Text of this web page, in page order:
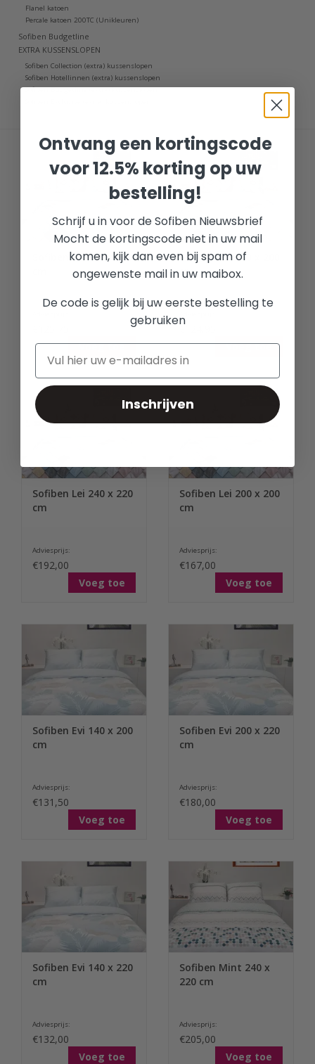
Flanel katoen
Percale katoen 200TC (Unikleuren)
Sofiben Budgetline
EXTRA KUSSENSLOPEN
Sofiben Collection (extra) kussenslopen
Sofiben Hotellinnen (extra) kussenslopen
Sofiben Budgetline (extra) kussenslopen
Sofiben Lei 140 x 220
Voeg toe
Sofiben Lei 140 x 200
cm
€124,95
Voeg toe
Sofiben Lei 240 x 220
cm
Adviesprijs:
€192,00
Voeg toe
Sofiben Lei 200 x 200
cm
Adviesprijs:
€167,00
Voeg toe
Sofiben Evi 140 x 200
cm
Adviesprijs:
€131,50
Voeg toe
Sofiben Evi 200 x 220
cm
Adviesprijs:
€180,00
Voeg toe
Sofiben Evi 140 x 220
cm
Adviesprijs:
€132,00
Voeg toe
Sofiben Mint 240 x
220 cm
Adviesprijs:
€205,00
Voeg toe
Ontvang een kortingscode
voor 12.5% korting op uw
bestelling!
Schrijf u in voor de Sofiben Nieuwsbrief
Mocht de kortingscode niet in uw mail
komen, kijk dan even bij spam of
ongewenste mail in uw maibox.
De code is gelijk bij uw eerste bestelling te
gebruiken
Inschrijven